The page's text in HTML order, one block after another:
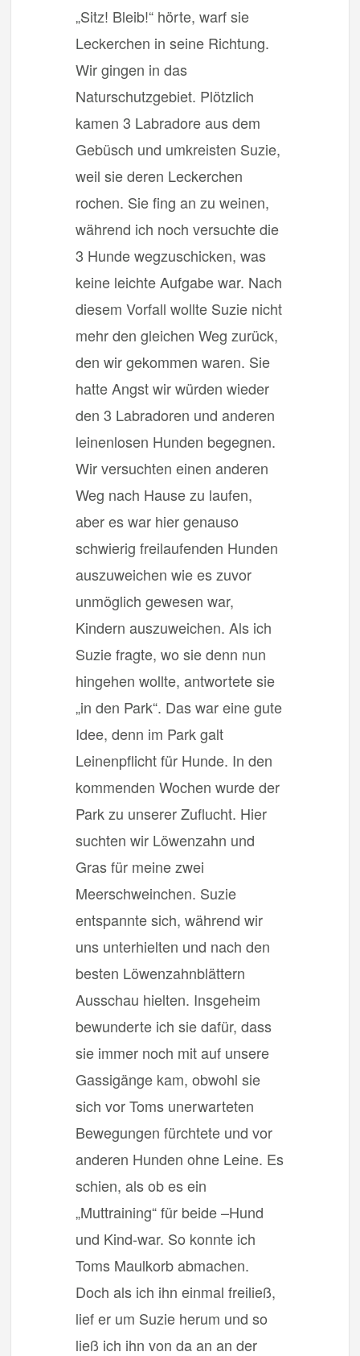
„Sitz! Bleib!“ hörte, warf sie
Leckerchen in seine Richtung.
Wir gingen in das
Naturschutzgebiet. Plötzlich
kamen 3 Labradore aus dem
Gebüsch und umkreisten Suzie,
weil sie deren Leckerchen
rochen. Sie fing an zu weinen,
während ich noch versuchte die
3 Hunde wegzuschicken, was
keine leichte Aufgabe war. Nach
diesem Vorfall wollte Suzie nicht
mehr den gleichen Weg zurück,
den wir gekommen waren. Sie
hatte Angst wir würden wieder
den 3 Labradoren und anderen
leinenlosen Hunden begegnen.
Wir versuchten einen anderen
Weg nach Hause zu laufen,
aber es war hier genauso
schwierig freilaufenden Hunden
auszuweichen wie es zuvor
unmöglich gewesen war,
Kindern auszuweichen. Als ich
Suzie fragte, wo sie denn nun
hingehen wollte, antwortete sie
„in den Park“. Das war eine gute
Idee, denn im Park galt
Leinenpflicht für Hunde. In den
kommenden Wochen wurde der
Park zu unserer Zuflucht. Hier
suchten wir Löwenzahn und
Gras für meine zwei
Meerschweinchen. Suzie
entspannte sich, während wir
uns unterhielten und nach den
besten Löwenzahnblättern
Ausschau hielten. Insgeheim
bewunderte ich sie dafür, dass
sie immer noch mit auf unsere
Gassigänge kam, obwohl sie
sich vor Toms unerwarteten
Bewegungen fürchtete und vor
anderen Hunden ohne Leine. Es
schien, als ob es ein
„Muttraining“ für beide –Hund
und Kind-war. So konnte ich
Toms Maulkorb abmachen.
Doch als ich ihn einmal freiließ,
lief er um Suzie herum und so
ließ ich ihn von da an an der